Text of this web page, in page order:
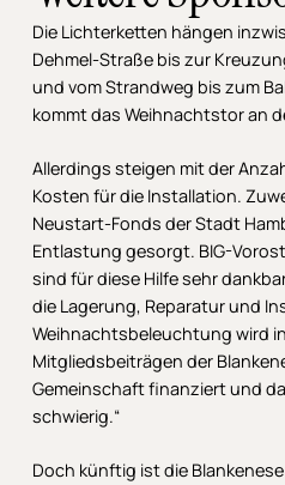
Die Lichterketten hängen
Dehmel-Straße bis zur
und vom Strandweg bis zum
kommt das Weihnachtstor an
Allerdings steigen mit der
Kosten für die Installation.
Neustart-Fonds der Stadt
Entlastung gesorgt. BIG-
sind für diese Hilfe sehr
die Lagerung, Reparatur und
Weihnachtsbeleuchtung wird
Mitgliedsbeiträgen der
Gemeinschaft finanziert und
schwierig.“
Doch künftig ist die